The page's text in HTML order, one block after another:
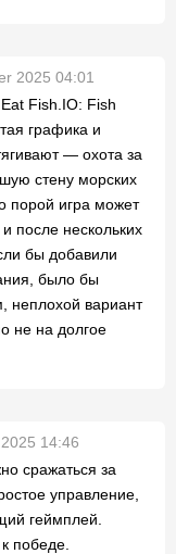
2025 04:01
Fish.IO: Fish
графика и
— охота за
стену морских
порой игра может
после нескольких
бы добавили
было бы
неплохой вариант
не на долгое
14:46
сражаться за
управление,
геймплей.
победе.